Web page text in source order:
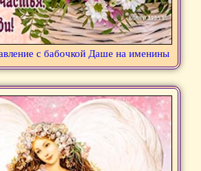
с бабочкой Даше на именины